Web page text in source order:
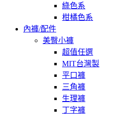
綠色系
柑橘色系
內褲/配件
美臀小褲
超值任選
MIT台灣製
平口褲
三角褲
生理褲
丁字褲